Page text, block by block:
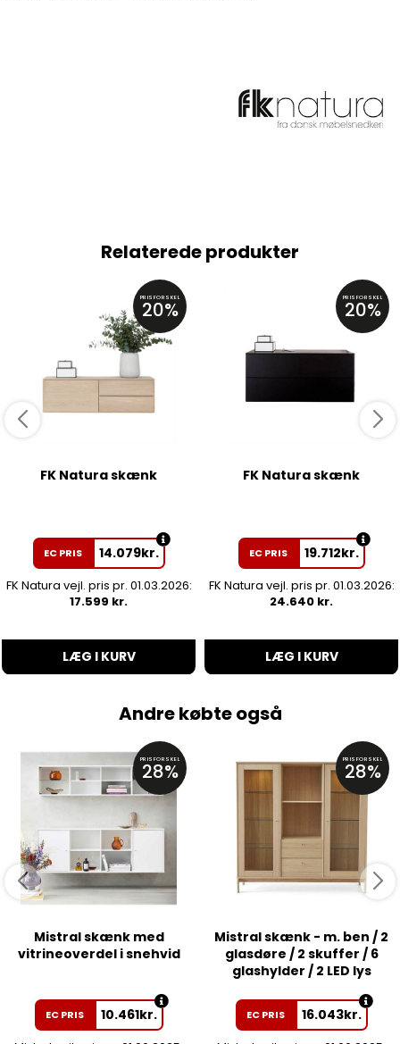
Relaterede produkter
PRISFORSKEL
20%
FK Natura skænk
EC PRIS 14.079kr.
FK Natura vejl. pris pr. 01.03.2026:
17.599 kr.
LÆG I KURV
PRISFORSKEL
20%
FK Natura skænk
EC PRIS 19.712kr.
FK Natura vejl. pris pr. 01.03.2026:
24.640 kr.
LÆG I KURV
Andre købte også
PRISFORSKEL
28%
Mistral skænk med
vitrineoverdel i snehvid
EC PRIS 10.461kr.
PRISFORSKEL
28%
Mistral skænk - m. ben / 2
glasdøre / 2 skuffer / 6
glashylder / 2 LED lys
EC PRIS 16.043kr.